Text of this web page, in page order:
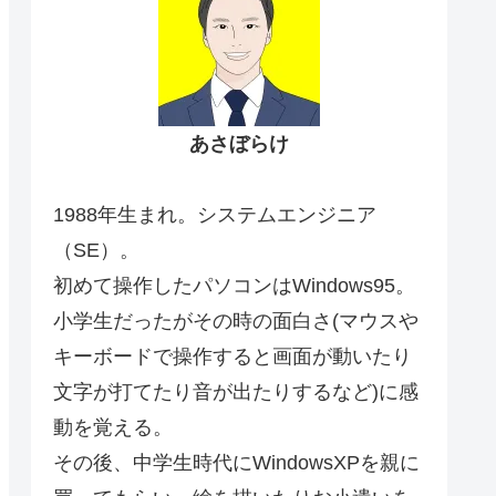
あさぼらけ
1988年生まれ。システムエンジニア
（SE）。
初めて操作したパソコンはWindows95。
小学生だったがその時の面白さ(マウスや
キーボードで操作すると画面が動いたり
文字が打てたり音が出たりするなど)に感
動を覚える。
その後、中学生時代にWindowsXPを親に